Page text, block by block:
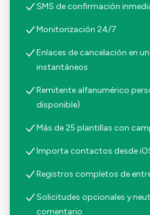
SMS de confirmación
Monitorización 24/7
Enlaces de cancelación en
instantáneos
Remitente alfanumérico
disponible)
Más de 25 plantillas con
Importa contactos desde
Registros completos de
Solicitudes opcionales y
comentario